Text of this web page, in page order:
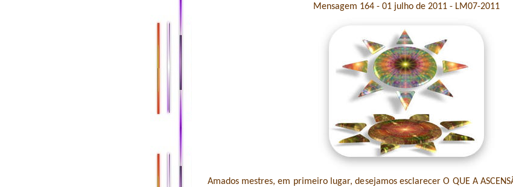
Mensagem 164 - 01 julho de 2011 - LM07-2011
Amados mestres, em primeiro lugar, desejamos esclarecer O QUE A